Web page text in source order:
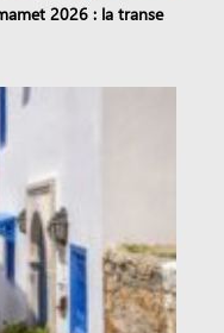
2026 : la transe